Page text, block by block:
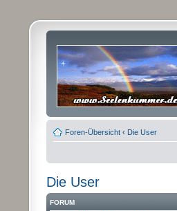
Foren-Übersicht ‹ Die User
Die User
FORUM